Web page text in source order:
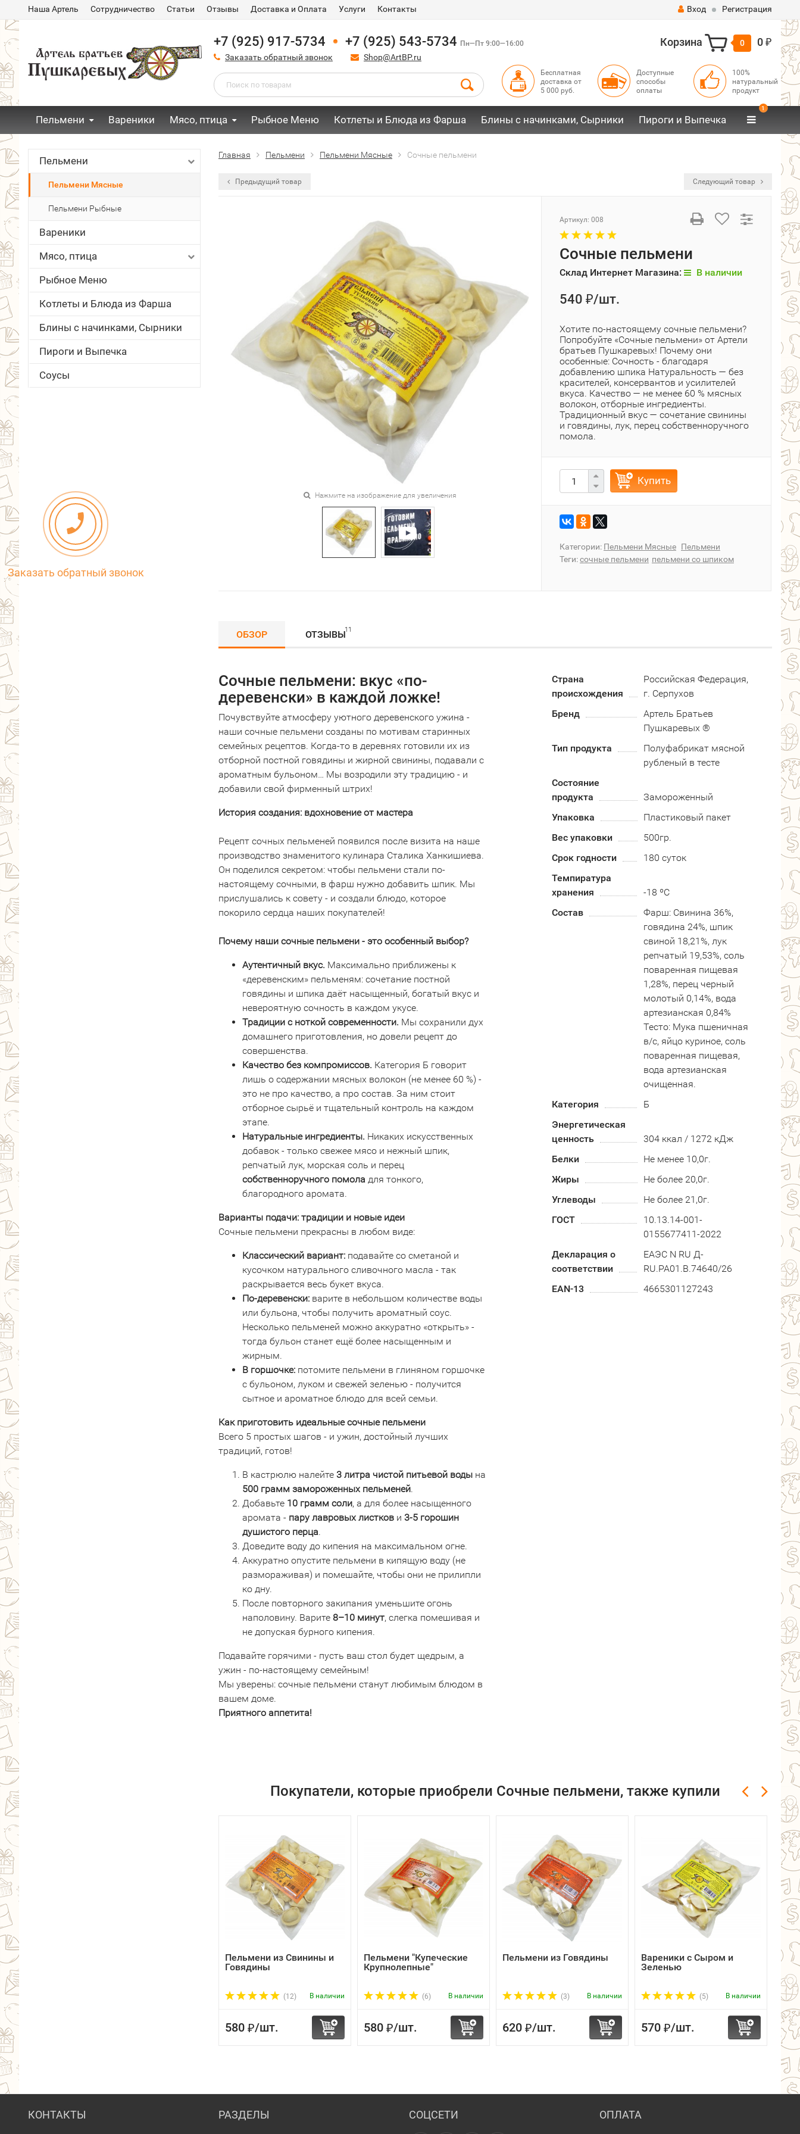
Наша Артель Сотрудничество Статьи Отзывы Доставка и Оплата Услуги Контакты Вход Регистрация
+7 (925) 917-5734 +7 (925) 543-5734 Пн—Пт 9:00—16:00
Заказать обратный звонок Shop@ArtBP.ru
Корзина 0 0 ₽
Бесплатная
доставка от
5 000 руб.
Доступные
способы
оплаты
100%
натуральный
продукт
Пельмени Вареники Мясо, птица Рыбное Меню Котлеты и Блюда из Фарша Блины с начинками, Сырники Пироги и Выпечка
1
Пельмени
Пельмени Мясные
Пельмени Рыбные
Вареники
Мясо, птица
Рыбное Меню
Котлеты и Блюда из Фарша
Блины с начинками, Сырники
Пироги и Выпечка
Соусы
Главная Пельмени Пельмени Мясные Сочные пельмени
Предыдущий товар Следующий товар
Нажмите на изображение для увеличения
Артикул: 008
Сочные пельмени
Склад Интернет Магазина: В наличии
540 ₽/шт.
Хотите по‑настоящему сочные пельмени?
Попробуйте «Сочные пельмени» от Артели
братьев Пушкаревых! Почему они
особенные: Сочность - благодаря
добавлению шпика Натуральность — без
красителей, консервантов и усилителей
вкуса. Качество — не менее 60 % мясных
волокон, отборные ингредиенты.
Традиционный вкус — сочетание свинины
и говядины, лук, перец собственноручного
помола.
Купить
Категории: Пельмени Мясные Пельмени
Теги:сочные пельмени пельмени со шпиком
ОБЗОР ОТЗЫВЫ11
Сочные пельмени: вкус «по-
деревенски» в каждой ложке!
Почувствуйте атмосферу уютного деревенского ужина -
наши сочные пельмени созданы по мотивам старинных
семейных рецептов. Когда-то в деревнях готовили их из
отборной постной говядины и жирной свинины, подавали с
ароматным бульоном… Мы возродили эту традицию - и
добавили свой фирменный штрих!
История создания: вдохновение от мастера
Рецепт сочных пельменей появился после визита на наше
производство знаменитого кулинара Сталика Ханкишиева.
Он поделился секретом: чтобы пельмени стали по-
настоящему сочными, в фарш нужно добавить шпик. Мы
прислушались к совету - и создали блюдо, которое
покорило сердца наших покупателей!
Почему наши сочные пельмени - это особенный выбор?
Аутентичный вкус. Максимально приближены к
«деревенским» пельменям: сочетание постной
говядины и шпика даёт насыщенный, богатый вкус и
невероятную сочность в каждом укусе.
Традиции с ноткой современности. Мы сохранили дух
домашнего приготовления, но довели рецепт до
совершенства.
Качество без компромиссов. Категория Б говорит
лишь о содержании мясных волокон (не менее 60 %) -
это не про качество, а про состав. За ним стоит
отборное сырьё и тщательный контроль на каждом
этапе.
Натуральные ингредиенты. Никаких искусственных
добавок - только свежее мясо и нежный шпик,
репчатый лук, морская соль и перец
собственноручного помола для тонкого,
благородного аромата.
Варианты подачи: традиции и новые идеи
Сочные пельмени прекрасны в любом виде:
Классический вариант: подавайте со сметаной и
кусочком натурального сливочного масла - так
раскрывается весь букет вкуса.
По-деревенски: варите в небольшом количестве воды
или бульона, чтобы получить ароматный соус.
Несколько пельменей можно аккуратно «открыть» -
тогда бульон станет ещё более насыщенным и
жирным.
В горшочке: потомите пельмени в глиняном горшочке
с бульоном, луком и свежей зеленью - получится
сытное и ароматное блюдо для всей семьи.
Как приготовить идеальные сочные пельмени
Всего 5 простых шагов - и ужин, достойный лучших
традиций, готов!
В кастрюлю налейте 3 литра чистой питьевой воды на
500 грамм замороженных пельменей.
Добавьте 10 грамм соли, а для более насыщенного
аромата - пару лавровых листков и 3-5 горошин
душистого перца.
Доведите воду до кипения на максимальном огне.
Аккуратно опустите пельмени в кипящую воду (не
размораживая) и помешайте, чтобы они не прилипли
ко дну.
После повторного закипания уменьшите огонь
наполовину. Варите 8–10 минут, слегка помешивая и
не допуская бурного кипения.
Подавайте горячими - пусть ваш стол будет щедрым, а
ужин - по-настоящему семейным!
Мы уверены: сочные пельмени станут любимым блюдом в
вашем доме.
Приятного аппетита!
Страна
происхождения
Российская Федерация,
г. Серпухов
Бренд
Артель Братьев
Пушкаревых ®
Тип продукта
Полуфабрикат мясной
рубленый в тесте
Состояние
продукта
Замороженный
Упаковка
Пластиковый пакет
Вес упаковки
500гр.
Срок годности
180 суток
Темпиратура
хранения
-18 ºC
Состав
Фарш: Свинина 36%,
говядина 24%, шпик
свиной 18,21%, лук
репчатый 19,53%, соль
поваренная пищевая
1,28%, перец черный
молотый 0,14%, вода
артезианская 0,84%
Тесто: Мука пшеничная
в/с, яйцо куриное, соль
поваренная пищевая,
вода артезианская
очищенная.
Категория
Б
Энергетическая
ценность
304 ккал / 1272 кДж
Белки
Не менее 10,0г.
Жиры
Не более 20,0г.
Углеводы
Не более 21,0г.
ГОСТ
10.13.14-001-
0155677411-2022
Декларация о
соответствии
ЕАЭС N RU Д-
RU.РА01.В.74640/26
EAN-13
4665301127243
Покупатели, которые приобрели Сочные пельмени, также купили
Пельмени из Свинины и
Говядины
(12) В наличии
580 ₽/шт.
Пельмени "Купеческие
Крупнолепные"
(6) В наличии
580 ₽/шт.
Пельмени из Говядины
(3) В наличии
620 ₽/шт.
Вареники с Сыром и
Зеленью
(5) В наличии
570 ₽/шт. 320
КОНТАКТЫ РАЗДЕЛЫ СОЦСЕТИ ОПЛАТА
Заказать обратный звонок